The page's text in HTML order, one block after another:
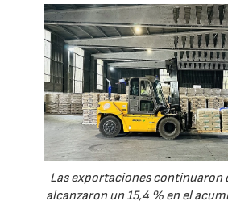
Las exportaciones continuaron
alcanzaron un 15,4 % en el